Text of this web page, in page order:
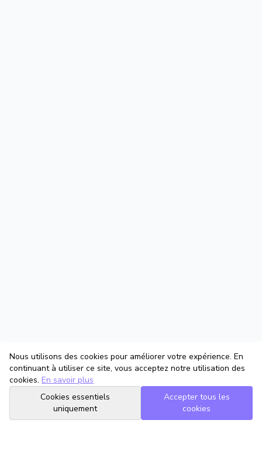
Nous utilisons des cookies pour améliorer votre expérience. En
continuant à utiliser ce site, vous acceptez notre utilisation des
cookies. En savoir plus
Cookies essentiels
uniquement
Accepter tous les
cookies